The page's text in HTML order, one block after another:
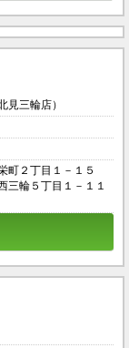
見三輪店）
町２丁目１－１５
三輪５丁目１－１１